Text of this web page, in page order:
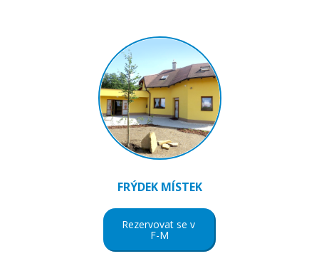
FRÝDEK MÍSTEK
Rezervovat se v
F-M